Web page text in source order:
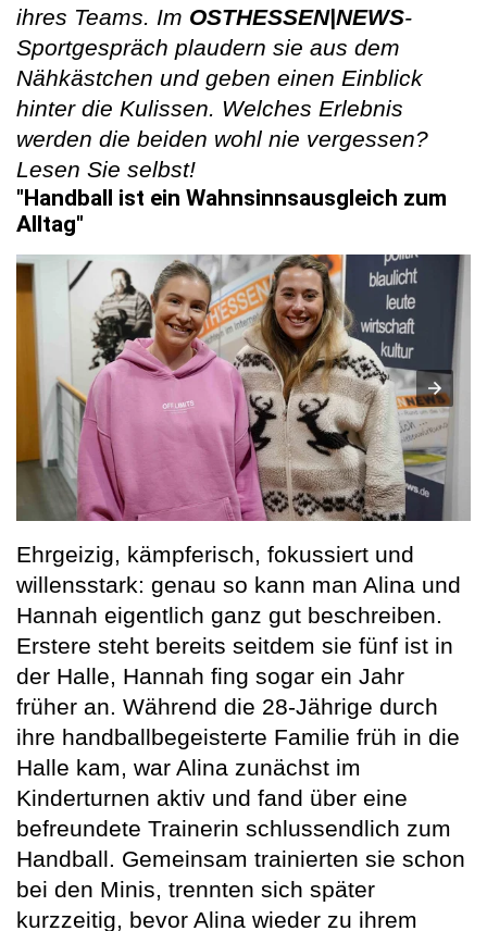
ihres Teams. Im OSTHESSEN|NEWS-
Sportgespräch plaudern sie aus dem
Nähkästchen und geben einen Einblick
hinter die Kulissen. Welches Erlebnis
werden die beiden wohl nie vergessen?
Lesen Sie selbst!
"Handball ist ein Wahnsinnsausgleich zum
Alltag"
Ehrgeizig, kämpferisch, fokussiert und
willensstark: genau so kann man Alina und
Hannah eigentlich ganz gut beschreiben.
Erstere steht bereits seitdem sie fünf ist in
der Halle, Hannah fing sogar ein Jahr
früher an. Während die 28-Jährige durch
ihre handballbegeisterte Familie früh in die
Halle kam, war Alina zunächst im
Kinderturnen aktiv und fand über eine
befreundete Trainerin schlussendlich zum
Handball. Gemeinsam trainierten sie schon
bei den Minis, trennten sich später
kurzzeitig, bevor Alina wieder zu ihrem